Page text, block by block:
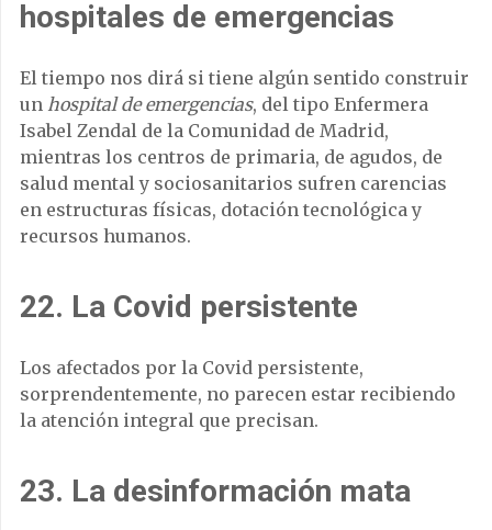
hospitales de emergencias
El tiempo nos dirá si tiene algún sentido construir
un hospital de emergencias, del tipo Enfermera
Isabel Zendal de la Comunidad de Madrid,
mientras los centros de primaria, de agudos, de
salud mental y sociosanitarios sufren carencias
en estructuras físicas, dotación tecnológica y
recursos humanos.
22. La Covid persistente
Los afectados por la Covid persistente,
sorprendentemente, no parecen estar recibiendo
la atención integral que precisan.
23. La desinformación mata